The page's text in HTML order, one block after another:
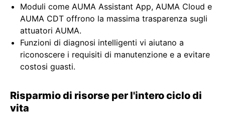
Moduli come AUMA Assistant App, AUMA Cloud e
AUMA CDT offrono la massima trasparenza sugli
attuatori AUMA.
Funzioni di diagnosi intelligenti vi aiutano a
riconoscere i requisiti di manutenzione e a evitare
costosi guasti.
Risparmio di risorse per l'intero ciclo di
vita